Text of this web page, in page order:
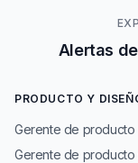
Alertas
PRODUCTO Y
Gerente de producto
Gerente de producto